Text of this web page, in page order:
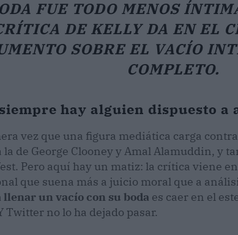
FUE TODO MENOS
DE KELLY DA EN EL
SOBRE EL VACÍO
COMPLETO.
hay alguien dispuesto a
vez que una figura mediática carga
la de George Clooney y Amal Alamuddin, y
Pero aquí hay un matiz: la crítica viene
que suena más a juicio moral que a
llenar un vacío con su boda es caer en el
Twitter no lo ha dejado pasar.